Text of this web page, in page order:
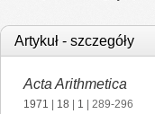
Artykuł - szczegóły
Acta Arithmetica
1971 18 1 | 289-296